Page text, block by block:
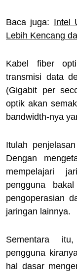
Baca juga: Intel
Lebih Kencang
Kabel fiber
transmisi data
(Gigabit per
optik akan
bandwidth-nya
Itulah
Dengan
mempelajari
pengguna
pengoperasian
jaringan lainnya.
Sementara
pengguna
hal dasar